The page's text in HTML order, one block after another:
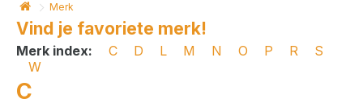
Merk
Vind je favoriete merk!
Merk index: C D L M N O P R
S
W
C